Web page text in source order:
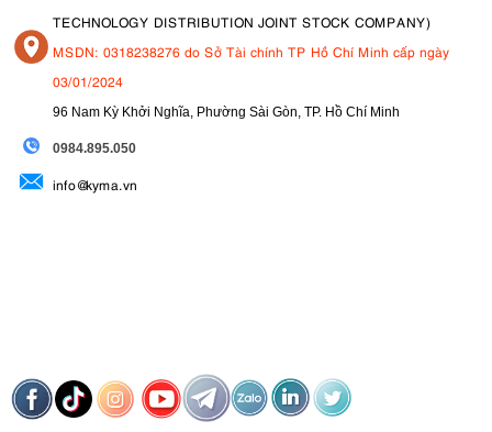
TECHNOLOGY DISTRIBUTION JOINT STOCK COMPANY)
MSDN: 0318238276 do Sở Tài chính TP Hồ Chí Minh cấp ngày
03/01/2024
96 Nam Kỳ Khởi Nghĩa, Phường Sài Gòn, TP. Hồ Chí Minh
0984.895.050
info@kyma.vn